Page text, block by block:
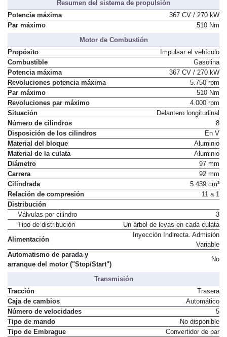
Resumen del sistema de propulsión
Potencia máxima
367 CV / 270 kW
Par máximo
510 Nm
Motor de Combustión
Propósito
Impulsar el vehículo
Combustible
Gasolina
Potencia máxima
367 CV / 270 kW
Revoluciones potencia máxima
5.750 rpm
Par máximo
510 Nm
Revoluciones par máximo
4.000 rpm
Situación
Delantero longitudinal
Número de cilindros
8
Disposición de los cilindros
En V
Material del bloque
Aluminio
Material de la culata
Aluminio
Diámetro
97 mm
Carrera
92 mm
Cilindrada
5.439 cm³
Relación de compresión
11 a 1
Distribución
Válvulas por cilindro
3
Tipo de distribución
Un árbol de levas en cada culata
Alimentación
Inyección Indirecta. Admisión
Variable
Automatismo de parada y
arranque del motor ("Stop/Start")
No
Transmisión
Tracción
Trasera
Caja de cambios
Automático
Número de velocidades
5
Tipo de mando
No disponible
Tipo de Embrague
Convertidor de par